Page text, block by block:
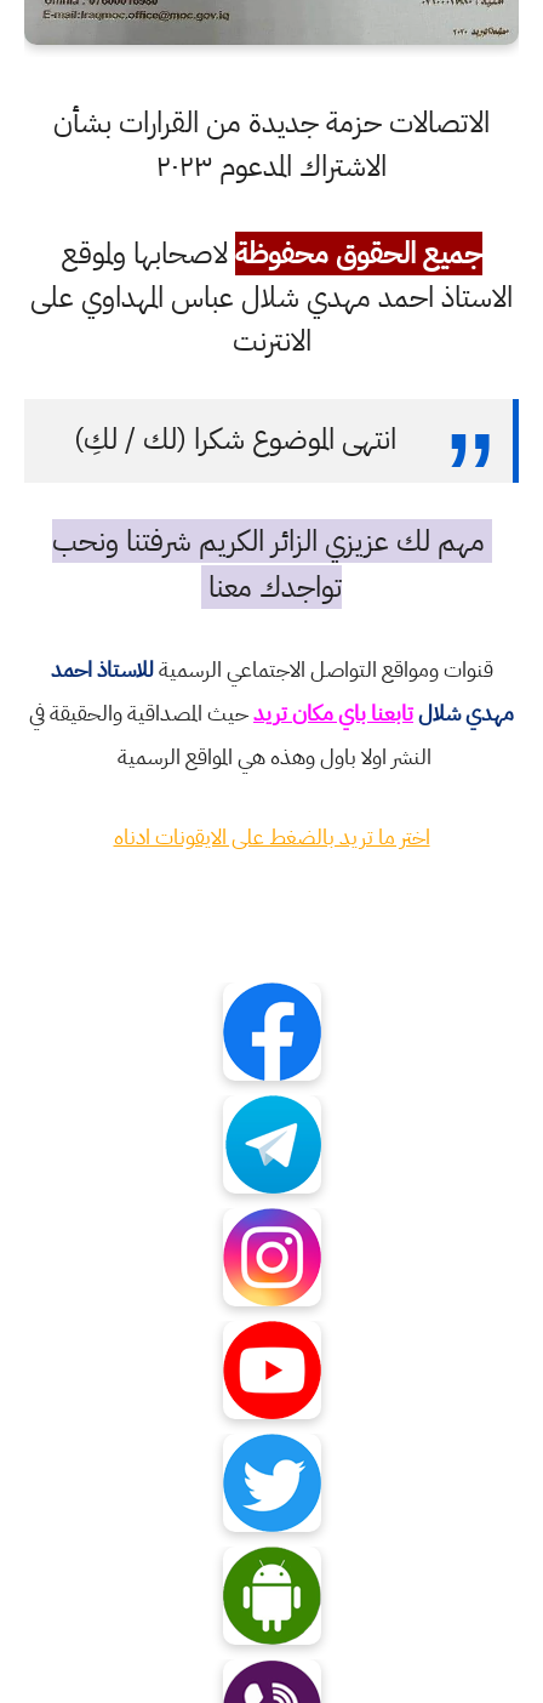
الاتصالات حزمة جديدة من القرارات بشأن
الاشتراك المدعوم ٢٠٢٣
جميع الحقوق محفوظةلاصحابها ولموقع
الاستاذ احمد مهدي شلال عباس المهداوي على
الانترنت
انتهى الموضوع شكرا (لك / لكِ)
مهم لك عزيزي الزائر الكريم شرفتنا ونحب
تواجدك معنا
قنوات ومواقع التواصل الاجتماعي الرسميةللاستاذ احمد
مهدي شلالتابعنا باي مكان تريدحيث المصداقية والحقيقة في
النشر اولا باول وهذه هي المواقع الرسمية
اختر ما تريد بالضغط على الايقونات ادناه